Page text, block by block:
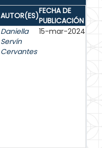
AUTOR(ES)FECHA DE
PUBLICACIÓN
Daniella
Servín
Cervantes
15-mar-2024